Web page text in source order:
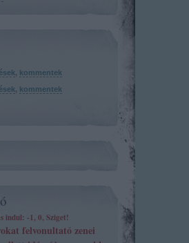
, kommentek
, kommentek
indul: -1, 0, Sziget!
felvonultató zenei